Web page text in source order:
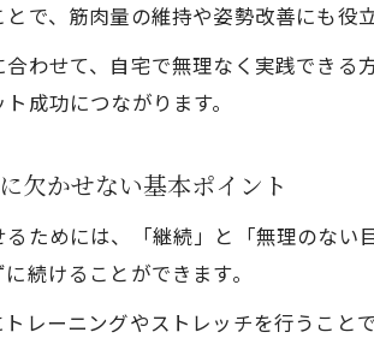
自宅で無
生活習慣
理想の体
目標達成
大阪府枚
で、筋肉量の維持や姿勢改善にも役
わせて、自宅で無理なく実践でき
成功につながります。
欠かせない基本ポイント
ためには、「継続」と「無理のな
続けることができます。
レーニングやストレッチを行うこ